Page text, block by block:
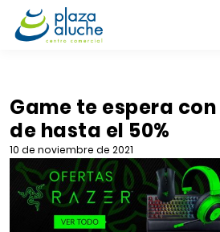
TIENDAS
VENTA TELEFÓNICA
NOVEDADES
Game te espera
de hasta el 50%
10 de noviembre de 2021